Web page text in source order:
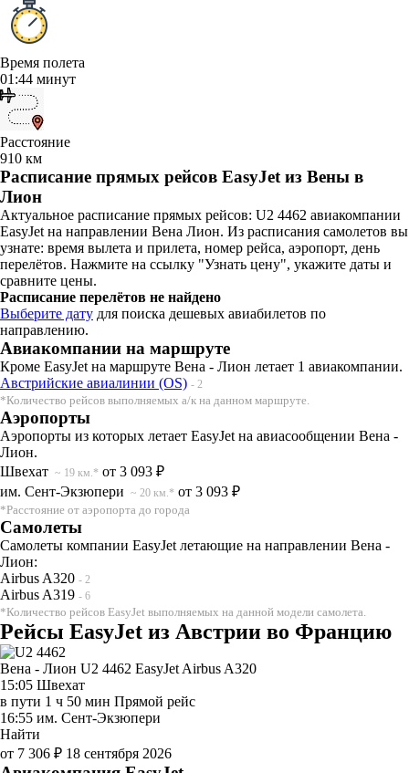
Время полета
01:44 минут
Расстояние
910 км
Расписание прямых рейсов EasyJet из Вены в
Лион
Актуальное расписание прямых рейсов: U2 4462 авиакомпании
EasyJet на направлении Вена Лион. Из расписания самолетов вы
узнате: время вылета и прилета, номер рейса, аэропорт, день
перелётов. Нажмите на ссылку "Узнать цену", укажите даты и
сравните цены.
Расписание перелётов не найдено
Выберите дату для поиска дешевых авиабилетов по
направлению.
Авиакомпании на маршруте
Кроме EasyJet на маршруте Вена - Лион летает 1 авиакомпании.
Австрийские авиалинии (OS) - 2
*Количество рейсов выполняемых а/к на данном маршруте.
Аэропорты
Аэропорты из которых летает EasyJet на авиасообщении Вена -
Лион.
Швехат ~ 19 км.* от 3 093 ₽
им. Сент-Экзюпери ~ 20 км.* от 3 093 ₽
*Расстояние от аэропорта до города
Самолеты
Самолеты компании EasyJet летающие на направлении Вена -
Лион:
Airbus A320 - 2
Airbus A319 - 6
*Количество рейсов EasyJet выполняемых на данной модели самолета.
Рейсы EasyJet из Австрии во Францию
Вена - Лион U2 4462 EasyJet Airbus A320
15:05 Швехат
в пути 1 ч 50 мин Прямой рейс
16:55 им. Сент-Экзюпери
Найти
от 7 306 ₽ 18 сентября 2026